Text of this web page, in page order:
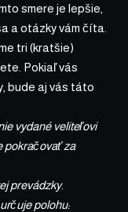
smere je lepšie,
a otázky vám číta.
tri (kratšie)
Pokiaľ vás
bude aj vás táto
vydané veliteľovi
pokračovať za
prevádzky.
polohu: